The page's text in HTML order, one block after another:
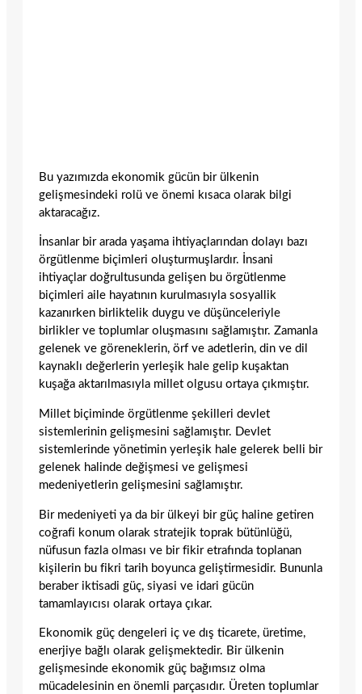
Bu yazımızda ekonomik gücün bir ülkenin
gelişmesindeki rolü ve önemi kısaca olarak bilgi
aktaracağız.
İnsanlar bir arada yaşama ihtiyaçlarından dolayı bazı
örgütlenme biçimleri oluşturmuşlardır. İnsani
ihtiyaçlar doğrultusunda gelişen bu örgütlenme
biçimleri aile hayatının kurulmasıyla sosyallik
kazanırken birliktelik duygu ve düşünceleriyle
birlikler ve toplumlar oluşmasını sağlamıştır. Zamanla
gelenek ve göreneklerin, örf ve adetlerin, din ve dil
kaynaklı değerlerin yerleşik hale gelip kuşaktan
kuşağa aktarılmasıyla millet olgusu ortaya çıkmıştır.
Millet biçiminde örgütlenme şekilleri devlet
sistemlerinin gelişmesini sağlamıştır. Devlet
sistemlerinde yönetimin yerleşik hale gelerek belli bir
gelenek halinde değişmesi ve gelişmesi
medeniyetlerin gelişmesini sağlamıştır.
Bir medeniyeti ya da bir ülkeyi bir güç haline getiren
coğrafi konum olarak stratejik toprak bütünlüğü,
nüfusun fazla olması ve bir fikir etrafında toplanan
kişilerin bu fikri tarih boyunca geliştirmesidir. Bununla
beraber iktisadi güç, siyasi ve idari gücün
tamamlayıcısı olarak ortaya çıkar.
Ekonomik güç dengeleri iç ve dış ticarete, üretime,
enerjiye bağlı olarak gelişmektedir. Bir ülkenin
gelişmesinde ekonomik güç bağımsız olma
mücadelesinin en önemli parçasıdır. Üreten toplumlar